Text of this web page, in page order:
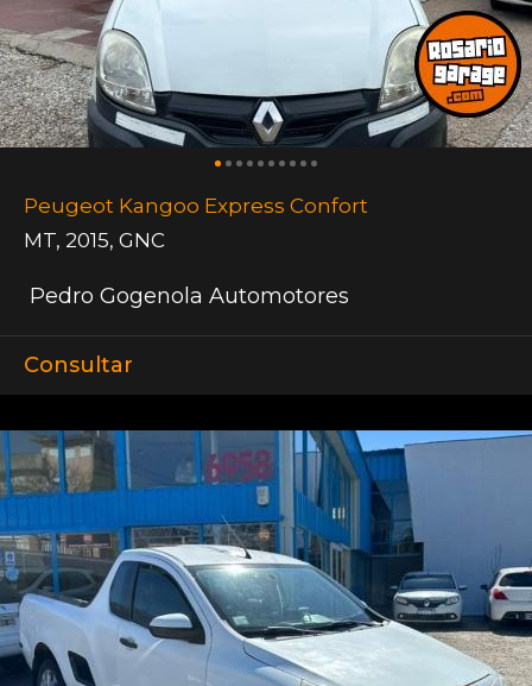
Peugeot Kangoo Express Confort
MT, 2015, GNC
Pedro Gogenola Automotores
Consultar